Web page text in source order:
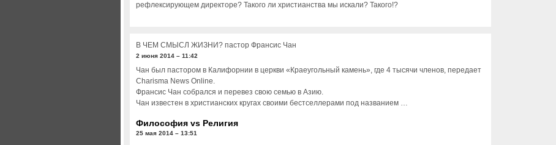
рефлексирующем директоре? Такого ли христианства мы искали? Такого!?
В ЧЕМ СМЫСЛ ЖИЗНИ? пастор Франсис Чан
2 июня 2014 – 11:42
Чан был пастором в Калифорнии в церкви «Краеугольный камень», где 4 тысячи членов, передает
Charisma News Online.
Франсис Чан собрался и перевез свою семью в Азию.
Чан известен в христианских кругах своими бестселлерами под названием …
Философия vs Религия
25 мая 2014 – 13:51